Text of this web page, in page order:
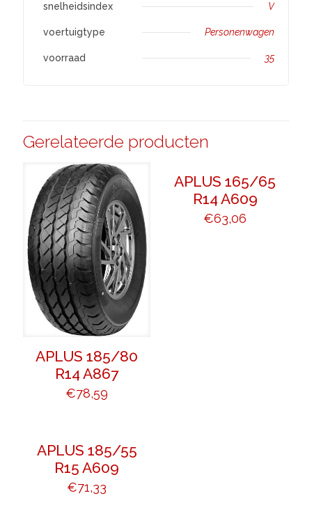
snelheidsindex V
voertuigtype Personenwagen
voorraad 35
Gerelateerde producten
APLUS 185/80
R14 A867
€78,59
APLUS 165/65
R14 A609
€63,06
APLUS 185/55
R15 A609
€71,33